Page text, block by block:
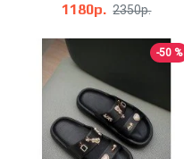
1180р. 2350р.
-50 %